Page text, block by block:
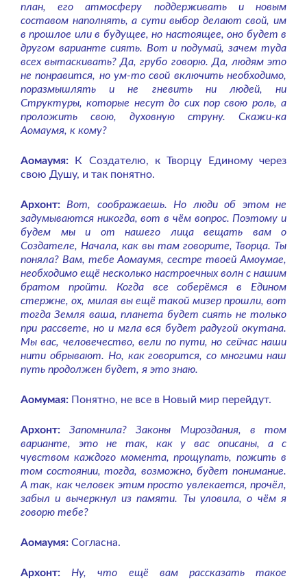
план, его атмосферу поддерживать и новым
составом наполнять, а сути выбор делают свой, им
в прошлое или в будущее, но настоящее, оно будет в
другом варианте сиять. Вот и подумай, зачем туда
всех вытаскивать? Да, грубо говорю. Да, людям это
не понравится, но ум-то свой включить необходимо,
поразмышлять и не гневить ни людей, ни
Структуры, которые несут до сих пор свою роль, а
проложить свою, духовную струну. Скажи-ка
Аомаумя, к кому?
Аомаумя: К Создателю, к Творцу Единому через
свою Душу, и так понятно.
Архонт: Вот, соображаешь. Но люди об этом не
задумываются никогда, вот в чём вопрос. Поэтому и
будем мы и от нашего лица вещать вам о
Создателе, Начала, как вы там говорите, Творца. Ты
поняла? Вам, тебе Аомаумя, сестре твоей Амоумае,
необходимо ещё несколько настроечных волн с нашим
братом пройти. Когда все соберёмся в Едином
стержне, ох, милая вы ещё такой мизер прошли, вот
тогда Земля ваша, планета будет сиять не только
при рассвете, но и мгла вся будет радугой окутана.
Мы вас, человечество, вели по пути, но сейчас наши
нити обрывают. Но, как говорится, со многими наш
путь продолжен будет, я это знаю.
Аомумая: Понятно, не все в Новый мир перейдут.
Архонт:
Запомнила? Законы Мироздания, в том
варианте, это не так, как у вас описаны, а с
чувством каждого момента, прощупать, пожить в
том состоянии, тогда, возможно, будет понимание.
А так, как человек этим просто увлекается, прочёл,
забыл и вычеркнул из памяти. Ты уловила, о чём я
говорю тебе?
Аомаумя: Согласна.
Архонт: Ну, что ещё вам рассказать такое